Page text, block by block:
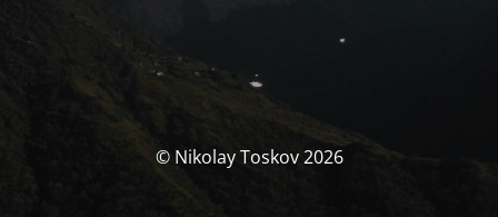
© Nikolay Toskov 2026